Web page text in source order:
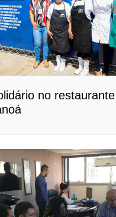
no